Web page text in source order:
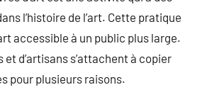
l’histoire de l’art. Cette pratique
accessible à un public plus large.
et d’artisans s’attachent à copier
pour plusieurs raisons.